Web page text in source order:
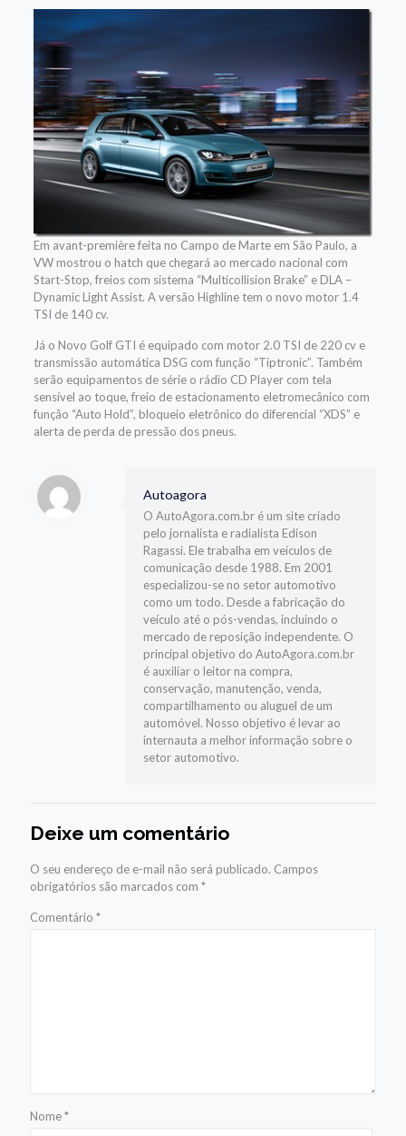
Em avant-première feita no Campo de Marte em São Paulo, a
VW mostrou o hatch que chegará ao mercado nacional com
Start-Stop, freios com sistema “Multicollision Brake” e DLA –
Dynamic Light Assist. A versão Highline tem o novo motor 1.4
TSI de 140 cv.
Já o Novo Golf GTI é equipado com motor 2.0 TSI de 220 cv e
transmissão automática DSG com função “Tiptronic”. Também
serão equipamentos de série o rádio CD Player com tela
sensível ao toque, freio de estacionamento eletromecânico com
função “Auto Hold”, bloqueio eletrônico do diferencial “XDS” e
alerta de perda de pressão dos pneus.
Autoagora
O AutoAgora.com.br é um site criado
pelo jornalista e radialista Edison
Ragassi. Ele trabalha em veículos de
comunicação desde 1988. Em 2001
especializou-se no setor automotivo
como um todo. Desde a fabricação do
veículo até o pós-vendas, incluindo o
mercado de reposição independente. O
principal objetivo do AutoAgora.com.br
é auxiliar o leitor na compra,
conservação, manutenção, venda,
compartilhamento ou aluguel de um
automóvel. Nosso objetivo é levar ao
internauta a melhor informação sobre o
setor automotivo.
Deixe um comentário
O seu endereço de e-mail não será publicado. Campos
obrigatórios são marcados com *
Comentário *
Nome*